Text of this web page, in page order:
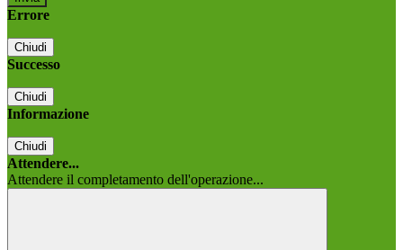
Errore
Chiudi
Successo
Chiudi
Informazione
Chiudi
Attendere...
Attendere il completamento dell'operazione...